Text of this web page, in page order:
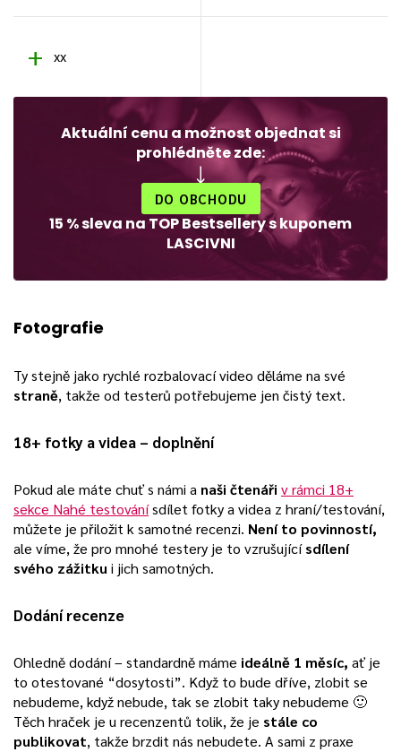
xx
Aktuální cenu a možnost objednat si
prohlédněte zde:
DO OBCHODU
15 % sleva na TOP Bestsellery s kuponem
LASCIVNI
Fotografie
Ty stejně jako rychlé rozbalovací video děláme na své
straně, takže od testerů potřebujeme jen čistý text.
18+ fotky a videa – doplnění
Pokud ale máte chuť s námi a naši čtenáři v rámci 18+
sekce Nahé testovánísdílet fotky a videa z hraní/testování,
můžete je přiložit k samotné recenzi. Není to povinností,
ale víme, že pro mnohé testery je to vzrušujícísdílení
svého zážitku i jich samotných.
Dodání recenze
Ohledně dodání – standardně máme ideálně 1 měsíc, ať je
to otestované “dosytosti”. Když to bude dříve, zlobit se
nebudeme, když nebude, tak se zlobit taky nebudeme 🙂
Těch hraček je u recenzentů tolik, že je stále co
publikovat, takže brzdit nás nebudete. A sami z praxe